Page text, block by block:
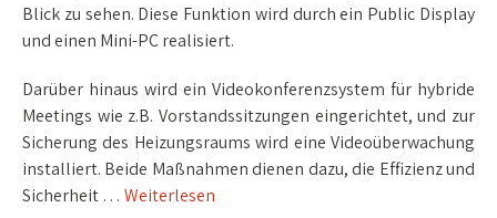
Blick zu sehen. Diese Funktion wird durch ein Public Display
und einen Mini-PC realisiert.
Darüber hinaus wird ein Videokonferenzsystem für hybride
Meetings wie z.B. Vorstandssitzungen eingerichtet, und zur
Sicherung des Heizungsraums wird eine Videoüberwachung
installiert. Beide Maßnahmen dienen dazu, die Effizienz und
Sicherheit … Weiterlesen